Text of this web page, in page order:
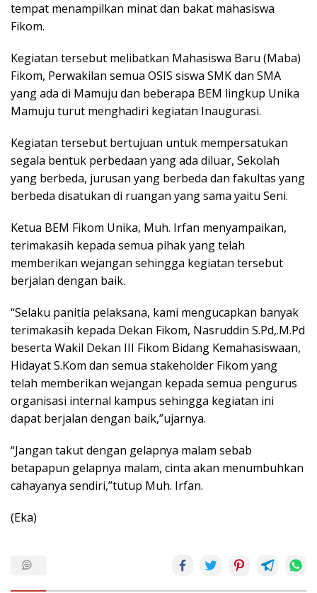
tempat menampilkan minat dan bakat mahasiswa
Fikom.
Kegiatan tersebut melibatkan Mahasiswa Baru (Maba)
Fikom, Perwakilan semua OSIS siswa SMK dan SMA
yang ada di Mamuju dan beberapa BEM lingkup Unika
Mamuju turut menghadiri kegiatan Inaugurasi.
Kegiatan tersebut bertujuan untuk mempersatukan
segala bentuk perbedaan yang ada diluar, Sekolah
yang berbeda, jurusan yang berbeda dan fakultas yang
berbeda disatukan di ruangan yang sama yaitu Seni.
Ketua BEM Fikom Unika, Muh. Irfan menyampaikan,
terimakasih kepada semua pihak yang telah
memberikan wejangan sehingga kegiatan tersebut
berjalan dengan baik.
“Selaku panitia pelaksana, kami mengucapkan banyak
terimakasih kepada Dekan Fikom, Nasruddin S.Pd,.M.Pd
beserta Wakil Dekan III Fikom Bidang Kemahasiswaan,
Hidayat S.Kom dan semua stakeholder Fikom yang
telah memberikan wejangan kepada semua pengurus
organisasi internal kampus sehingga kegiatan ini
dapat berjalan dengan baik,”ujarnya.
“Jangan takut dengan gelapnya malam sebab
betapapun gelapnya malam, cinta akan menumbuhkan
cahayanya sendiri,”tutup Muh. Irfan.
(Eka)